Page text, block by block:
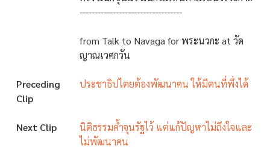
----------------------------------
from Talk to Navaga for พระนวกะ at วัด
ญาณเวศกวัน
Preceding
Clip
ประชาธิปไตยต้องพัฒนาคน ให้มีตนที่พึ่งได้
Next Clip
นิติธรรมค้ำจุนรัฐไว้ แต่แก้ปัญหาไม่ถึงใจและ
ไม่พัฒนาคน